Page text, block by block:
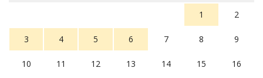
1
2
3 4 5 6 7 8 9
10 11 12 13 14 15 16